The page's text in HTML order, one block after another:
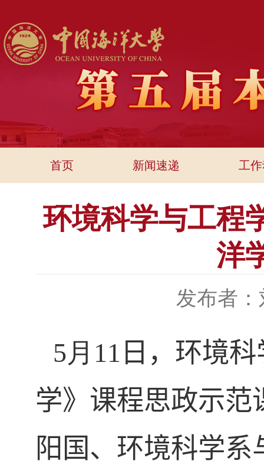
首页 新闻速递 工
环境科学与工程
洋
发布者：
5月 11 日，环境
学》课程思政示范
阳国、环境科学